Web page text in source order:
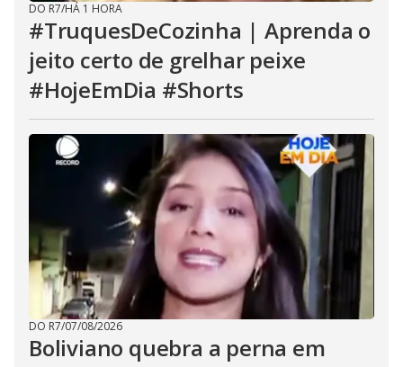
DO R7/HÁ 1 HORA
#TruquesDeCozinha | Aprenda o
jeito certo de grelhar peixe
#HojeEmDia #Shorts
DO R7/07/08/2026
Boliviano quebra a perna em